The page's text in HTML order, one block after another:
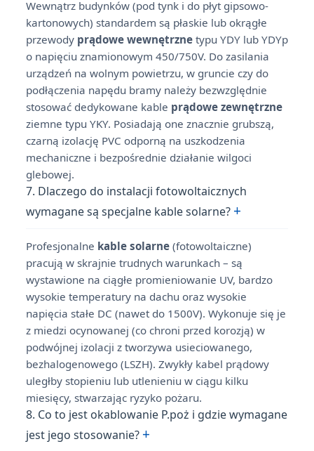
Wewnątrz budynków (pod tynk i do płyt gipsowo-
kartonowych) standardem są płaskie lub okrągłe
przewody prądowe wewnętrzne typu YDY lub YDYp
o napięciu znamionowym 450/750V. Do zasilania
urządzeń na wolnym powietrzu, w gruncie czy do
podłączenia napędu bramy należy bezwzględnie
stosować dedykowane kable prądowe zewnętrzne
ziemne typu YKY. Posiadają one znacznie grubszą,
czarną izolację PVC odporną na uszkodzenia
mechaniczne i bezpośrednie działanie wilgoci
glebowej.
7. Dlaczego do instalacji fotowoltaicznych
wymagane są specjalne kable solarne? +
Profesjonalne kable solarne (fotowoltaiczne)
pracują w skrajnie trudnych warunkach – są
wystawione na ciągłe promieniowanie UV, bardzo
wysokie temperatury na dachu oraz wysokie
napięcia stałe DC (nawet do 1500V). Wykonuje się je
z miedzi ocynowanej (co chroni przed korozją) w
podwójnej izolacji z tworzywa usieciowanego,
bezhalogenowego (LSZH). Zwykły kabel prądowy
uległby stopieniu lub utlenieniu w ciągu kilku
miesięcy, stwarzając ryzyko pożaru.
8. Co to jest okablowanie P.poż i gdzie wymagane
jest jego stosowanie? +